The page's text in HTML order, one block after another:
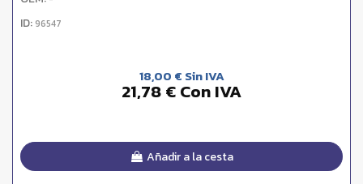
ID: 96547
18,00 € Sin IVA
21,78 € Con IVA
Añadir a la cesta